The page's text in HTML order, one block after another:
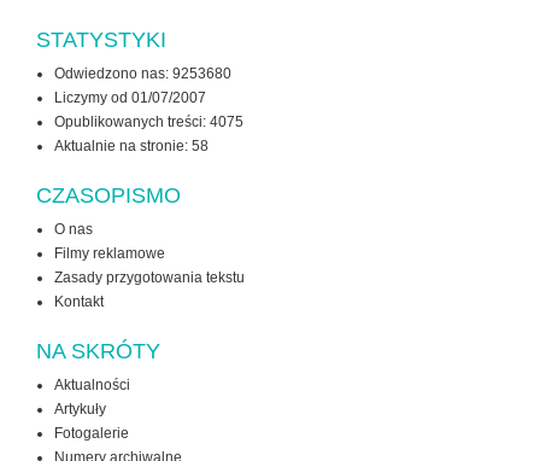
STATYSTYKI
Odwiedzono nas: 9253680
Liczymy od 01/07/2007
Opublikowanych treści: 4075
Aktualnie na stronie: 58
CZASOPISMO
O nas
Filmy reklamowe
Zasady przygotowania tekstu
Kontakt
NA SKRÓTY
Aktualności
Artykuły
Fotogalerie
Numery archiwalne